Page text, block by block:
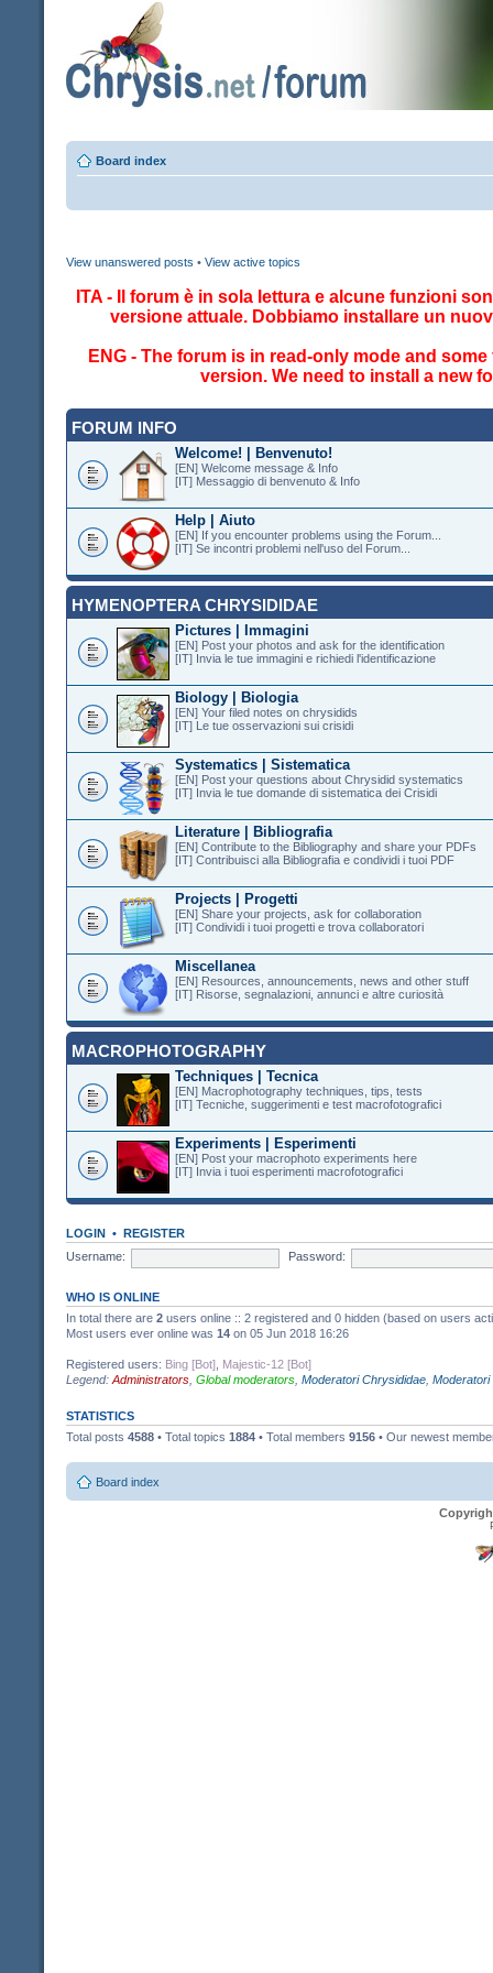
Board index
View unanswered posts • View active topics
ITA - Il forum è in sola lettura e alcune funzioni
versione attuale. Dobbiamo installare un
ENG - The forum is in read-only mode and
version. We need to install a new
FORUM INFO
Welcome! | Benvenuto!
[EN] Welcome message & Info
[IT] Messaggio di benvenuto & Info
Help | Aiuto
[EN] If you encounter problems using the Forum...
[IT] Se incontri problemi nell'uso del Forum...
HYMENOPTERA CHRYSIDIDAE
Pictures | Immagini
[EN] Post your photos and ask for the identification
[IT] Invia le tue immagini e richiedi l'identificazione
Biology | Biologia
[EN] Your filed notes on chrysidids
[IT] Le tue osservazioni sui crisidi
Systematics | Sistematica
[EN] Post your questions about Chrysidid systematics
[IT] Invia le tue domande di sistematica dei Crisidi
Literature | Bibliografia
[EN] Contribute to the Bibliography and share your PDFs
[IT] Contribuisci alla Bibliografia e condividi i tuoi PDF
Projects | Progetti
[EN] Share your projects, ask for collaboration
[IT] Condividi i tuoi progetti e trova collaboratori
Miscellanea
[EN] Resources, announcements, news and other stuff
[IT] Risorse, segnalazioni, annunci e altre curiosità
MACROPHOTOGRAPHY
Techniques | Tecnica
[EN] Macrophotography techniques, tips, tests
[IT] Tecniche, suggerimenti e test macrofotografici
Experiments | Esperimenti
[EN] Post your macrophoto experiments here
[IT] Invia i tuoi esperimenti macrofotografici
LOGIN • REGISTER
Username:
Password:
WHO IS ONLINE
In total there are 2 users online :: 2 registered and 0 hidden (based on users
Most users ever online was 14 on 05 Jun 2018 16:26
Registered users: Bing [Bot] Majestic-12 [Bot]
Legend: Administrators Global moderators Moderatori Chrysididae
STATISTICS
Total posts 4588 • Total topics 1884 • Total members 9156 • Our newest
Board index